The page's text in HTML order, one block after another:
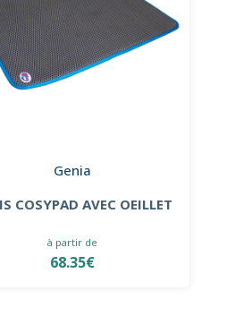
Genia
COSYPAD AVEC OEILLET
à partir de
68.35€